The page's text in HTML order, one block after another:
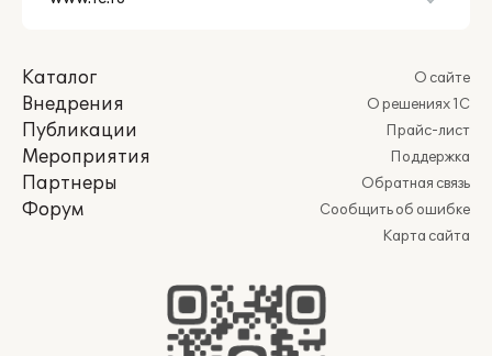
Каталог
Внедрения
Публикации
Мероприятия
Партнеры
Форум
О сайте
О решениях 1С
Прайс-лист
Поддержка
Обратная связь
Сообщить об ошибке
Карта сайта